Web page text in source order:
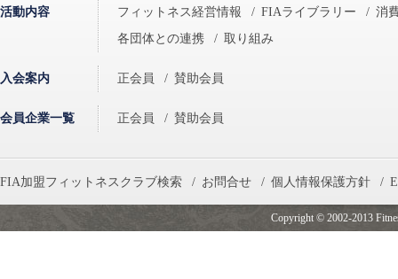
活動内容 フィットネス経営情報 / FIAライブラリー / 消
各団体との連携
/ 取り組み
入会案内 正会員 / 賛助会員
会員企業一覧 正会員 / 賛助会員
FIA加盟フィットネスクラブ検索 / お問合せ / 個人情報保護方針 /
Copyright © 2002-2013